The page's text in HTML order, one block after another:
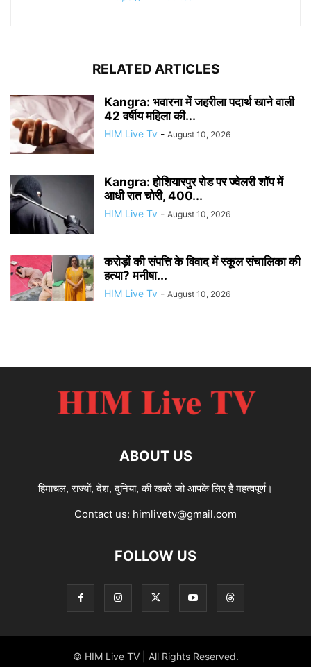
RELATED ARTICLES
Kangra: भवारना में जहरीला पदार्थ खाने वाली
42 वर्षीय महिला की...
HIM Live Tv - August 10, 2026
Kangra: होशियारपुर रोड पर ज्वेलरी शॉप में
आधी रात चोरी, 400...
HIM Live Tv - August 10, 2026
करोड़ों की संपत्ति के विवाद में स्कूल संचालिका की
हत्या? मनीषा...
HIM Live Tv - August 10, 2026
ABOUT US
हिमाचल, राज्यों, देश, दुनिया, की खबरें जो आपके लिए हैं महत्वपूर्ण।
Contact us: himlivetv@gmail.com
FOLLOW US
© HIM Live TV | All Rights Reserved.